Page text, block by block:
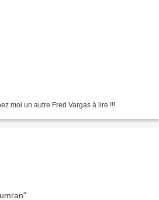
moi un autre Fred Vargas à lire !!!